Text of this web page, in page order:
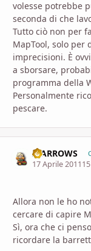
volesse potrebbe
seconda di che
Tutto ciò non per
MapTool, solo per
imprecisioni. È
a sborsare,
programma della
Personalmente
pescare.
II ARROWS
17 Aprile 2011
Allora non le ho
cercare di capire
Sì, ora che ci
ricordare la